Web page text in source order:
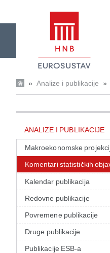
» Analize i publikacije »
ANALIZE I PUBLIKACIJE
Makroekonomske
Komentari statističkih
Kalendar publikacija
Redovne publikacije
Povremene publikacije
Druge publikacije
Publikacije ESB-a